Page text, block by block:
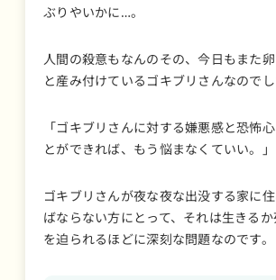
ぶりやいかに…。
人間の殺意もなんのその、今日もまた
と産み付けているゴキブリさんなのでし
「ゴキブリさんに対する嫌悪感と恐怖
とができれば、もう悩まなくていい。」
ゴキブリさんが夜な夜な出没する家に
ばならない方にとって、それは生きる
を迫られるほどに深刻な問題なのです。